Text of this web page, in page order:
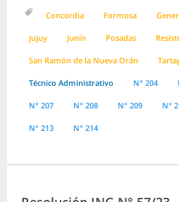
Concordia Formosa
Jujuy Junín Posadas
San Ramón de la Nueva Orán
Técnico Administrativo N° 204
N° 207 N° 208 N° 209 N°
N° 213 N° 214